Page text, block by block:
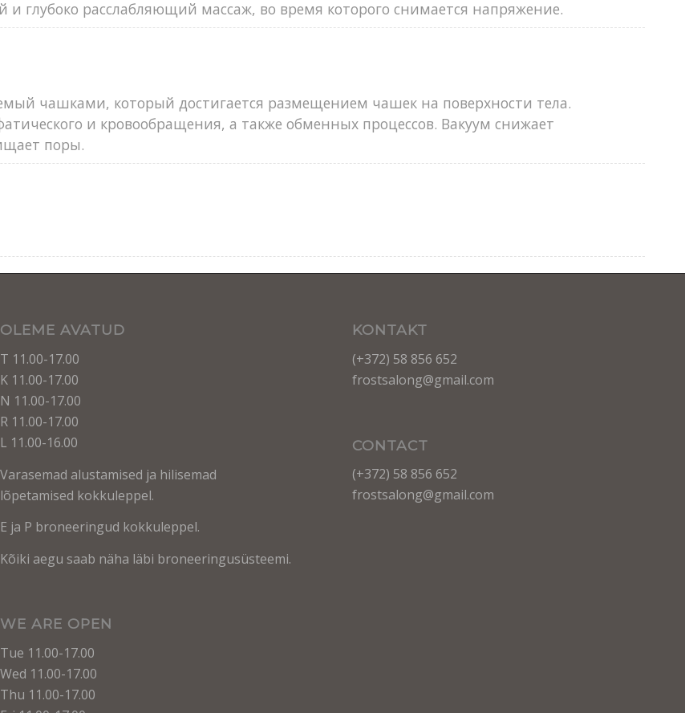
глубоко расслабляющий массаж, во время которого снимается напряжение.
чашками, который достигается размещением чашек на поверхности тела.
и кровообращения, а также обменных процессов. Вакуум снижает
поры.
OLEME AVATUD
T 11.00-17.00
K 11.00-17.00
N 11.00-17.00
R 11.00-17.00
L 11.00-16.00
Varasemad alustamised ja hilisemad
lõpetamised kokkuleppel.
E ja P broneeringud kokkuleppel.
Kõiki aegu saab näha läbi broneeringusüsteemi.
WE ARE OPEN
Tue 11.00-17.00
Wed 11.00-17.00
Thu 11.00-17.00
KONTAKT
(+372) 58 856 652
frostsalong@gmail.com
CONTACT
(+372) 58 856 652
frostsalong@gmail.com